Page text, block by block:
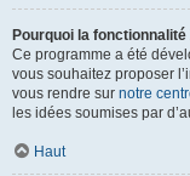
Pourquoi la
Ce programme a été
vous souhaitez proposer
vous rendre sur notre
les idées soumises par
Haut